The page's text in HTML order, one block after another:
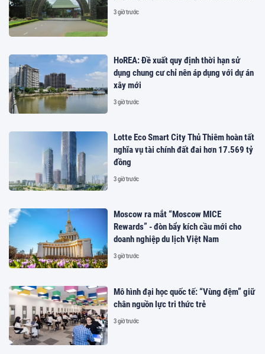
3 giờ trước
HoREA: Đề xuất quy định thời hạn sử
dụng chung cư chỉ nên áp dụng với dự án
xây mới
3 giờ trước
Lotte Eco Smart City Thủ Thiêm hoàn tất
nghĩa vụ tài chính đất đai hơn 17.569 tỷ
đồng
3 giờ trước
Moscow ra mắt “Moscow MICE
Rewards” - đòn bẩy kích cầu mới cho
doanh nghiệp du lịch Việt Nam
3 giờ trước
Mô hình đại học quốc tế: “Vùng đệm” giữ
chân nguồn lực tri thức trẻ
3 giờ trước